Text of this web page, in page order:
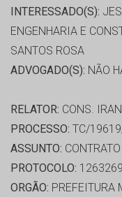
INTERESSADO(S):
ENGENHARIA E
SANTOS ROSA
ADVOGADO(S): NÃO
RELATOR: CONS.
PROCESSO: TC/
ASSUNTO:
PROTOCOLO: 1263269
ORGÃO: PREFEITURA